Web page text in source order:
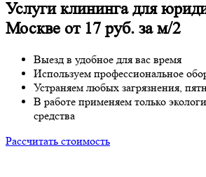
Услуги клининга для
Москве от 17 руб. за м/2
Выезд в удобное для вас время
Используем профессиональное
Устраняем любых загрязнения,
В работе применяем только
средства
Рассчитать стоимость